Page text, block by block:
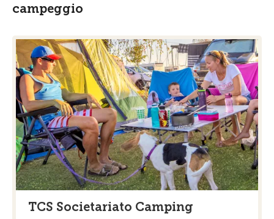
campeggio
TCS Societariato Camping